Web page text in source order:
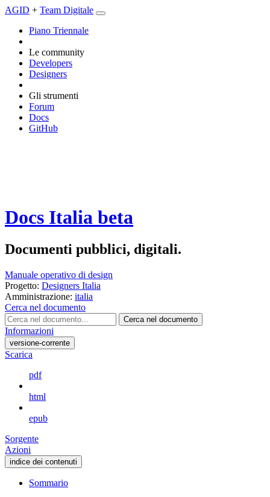
AGID + Team Digitale
Piano Triennale
Le community
Developers
Designers
Gli strumenti
Forum
Docs
GitHub
Docs Italia beta
Documenti pubblici, digitali.
Manuale operativo di design
Progetto: Designers Italia
Amministrazione: italia
Cerca nel documento
Cerca nel documento
Informazioni
versione-corrente
Scarica
pdf
html
epub
Sorgente
Azioni
indice dei contenuti
Sommario